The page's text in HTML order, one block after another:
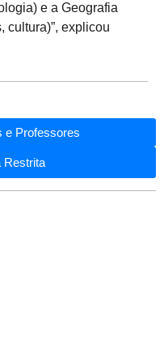
e a Geografia
cultura)”, explicou
e Professores
Restrita